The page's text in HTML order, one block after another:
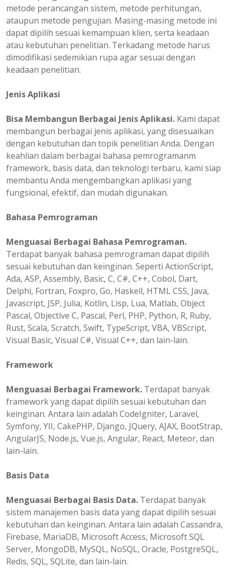
metode perancangan sistem, metode perhitungan,
ataupun metode pengujian. Masing-masing metode ini
dapat dipilih sesuai kemampuan klien, serta keadaan
atau kebutuhan penelitian. Terkadang metode harus
dimodifikasi sedemikian rupa agar sesuai dengan
keadaan penelitian.
Jenis Aplikasi
Bisa Membangun Berbagai Jenis Aplikasi. Kami dapat
membangun berbagai jenis aplikasi, yang disesuaikan
dengan kebutuhan dan topik penelitian Anda. Dengan
keahlian dalam berbagai bahasa pemrogramanm
framework, basis data, dan teknologi terbaru, kami siap
membantu Anda mengembangkan aplikasi yang
fungsional, efektif, dan mudah digunakan.
Bahasa Pemrograman
Menguasai Berbagai Bahasa Pemrograman.
Terdapat banyak bahasa pemrograman dapat dipilih
sesuai kebutuhan dan keinginan. Seperti ActionScript,
Ada, ASP, Assembly, Basic, C, C#, C++, Cobol, Dart,
Delphi, Fortran, Foxpro, Go, Haskell, HTML CSS, Java,
Javascript, JSP, Julia, Kotlin, Lisp, Lua, Matlab, Object
Pascal, Objective C, Pascal, Perl, PHP, Python, R, Ruby,
Rust, Scala, Scratch, Swift, TypeScript, VBA, VBScript,
Visual Basic, Visual C#, Visual C++, dan lain-lain.
Framework
Menguasai Berbagai Framework. Terdapat banyak
framework yang dapat dipilih sesuai kebutuhan dan
keinginan. Antara lain adalah CodeIgniter, Laravel,
Symfony, YII, CakePHP, Django, JQuery, AJAX, BootStrap,
AngularJS, Node.js, Vue.js, Angular, React, Meteor, dan
lain-lain.
Basis Data
Menguasai Berbagai Basis Data. Terdapat banyak
sistem manajemen basis data yang dapat dipilih sesuai
kebutuhan dan keinginan. Antara lain adalah Cassandra,
Firebase, MariaDB, Microsoft Access, Microsoft SQL
Server, MongoDB, MySQL, NoSQL, Oracle, PostgreSQL,
Redis, SQL, SQLite, dan lain-lain.